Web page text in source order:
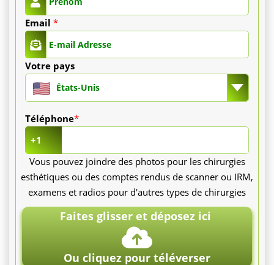
chirurgien
spécialiste.
Les
examens
préopératoires,
comme
bilan
sanguin
Email *
Votre pays
États-Unis
Téléphone*
+1
Vous pouvez joindre des photos pour les chirurgies
esthétiques ou des comptes rendus de scanner ou IRM,
examens et radios pour d'autres types de chirurgies
Faites glisser et déposez ici
Ou cliquez pour téléverser